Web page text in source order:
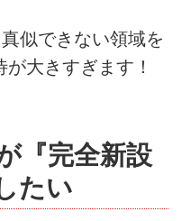
似できない領域を
大きすぎます！
『完全新設
たい